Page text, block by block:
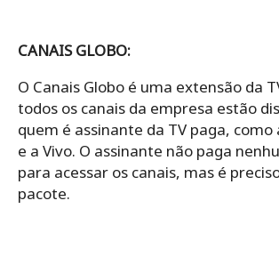
CANAIS GLOBO:
O Canais Globo é uma extensão da
todos os canais da empresa estão
quem é assinante da TV paga, como
e a Vivo. O assinante não paga
para acessar os canais, mas é
pacote.